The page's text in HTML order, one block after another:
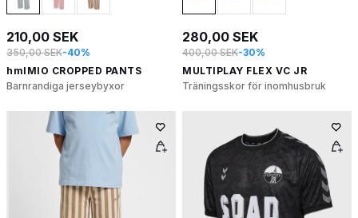
210,00 SEK
350,00 SEK-40%
hmlMIO CROPPED PANTS
Barnrandiga jerseybyxor
280,00 SEK
400,00 SEK-30%
MULTIPLAY FLEX VC JR
Träningsskor för inomhusbruk